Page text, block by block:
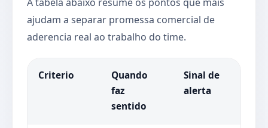
ajudam a separar promessa comercial de
aderencia real ao trabalho do time.
Criterio
Quando
faz
sentido
Sinal de
alerta